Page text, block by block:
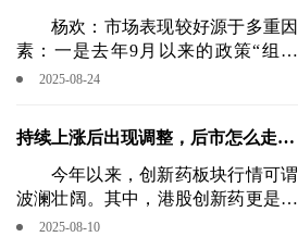
走出可持续“慢牛”格局
杨欢：市场表现较好源于多重因
素：一是去年9月以来的政策“组合
拳”持续发力，不但夯实了各项基
了实力。
2025-08-24
持续上涨后出现调整，后市怎么走？
四位基金经理解读创新药投资机会
今年以来，创新药板块行情可谓
波澜壮阔。其中，港股创新药更是星
光闪耀。截至2025年8月8日，恒生港
2025-08-10